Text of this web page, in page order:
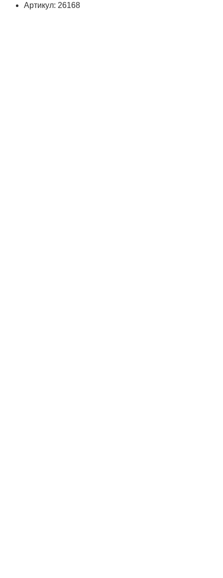
Артикул: 26168